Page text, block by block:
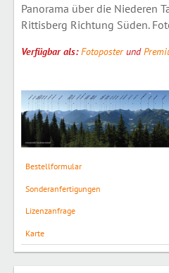
Panorama über die Niederen
Rittisberg Richtung Süden.
Verfügbar als:Fotoposterund
Bestellformular
Sonderanfertigungen
Lizenzanfrage
Karte